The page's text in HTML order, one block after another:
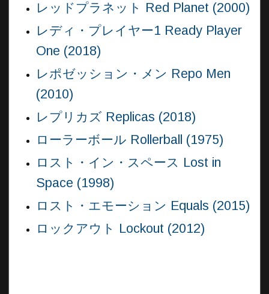
レッドプラネット Red Planet (2000)
レディ・プレイヤー1 Ready Player
One (2018)
レポゼッション・メン Repo Men
(2010)
レプリカズ Replicas (2018)
ローラーボール Rollerball (1975)
ロスト・イン・スペース Lost in
Space (1998)
ロスト・エモーション Equals (2015)
ロックアウト Lockout (2012)